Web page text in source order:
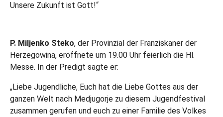
Unsere Zukunft ist Gott!“
P. Miljenko Steko, der Provinzial der Franziskaner der
Herzegowina, eröffnete um 19.00 Uhr feierlich die Hl.
Messe. In der Predigt sagte er:
„Liebe Jugendliche, Euch hat die Liebe Gottes aus der
ganzen Welt nach Medjugorje zu diesem Jugendfestival
zusammen gerufen und euch zu einer Familie des Volkes